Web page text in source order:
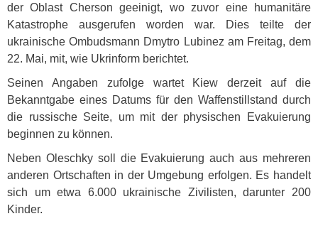
der Oblast Cherson geeinigt, wo zuvor eine humanitäre
Katastrophe ausgerufen worden war. Dies teilte der
ukrainische Ombudsmann Dmytro Lubinez am Freitag, dem
22. Mai, mit, wie Ukrinform berichtet.
Seinen Angaben zufolge wartet Kiew derzeit auf die
Bekanntgabe eines Datums für den Waffenstillstand durch
die russische Seite, um mit der physischen Evakuierung
beginnen zu können.
Neben Oleschky soll die Evakuierung auch aus mehreren
anderen Ortschaften in der Umgebung erfolgen. Es handelt
sich um etwa 6.000 ukrainische Zivilisten, darunter 200
Kinder.